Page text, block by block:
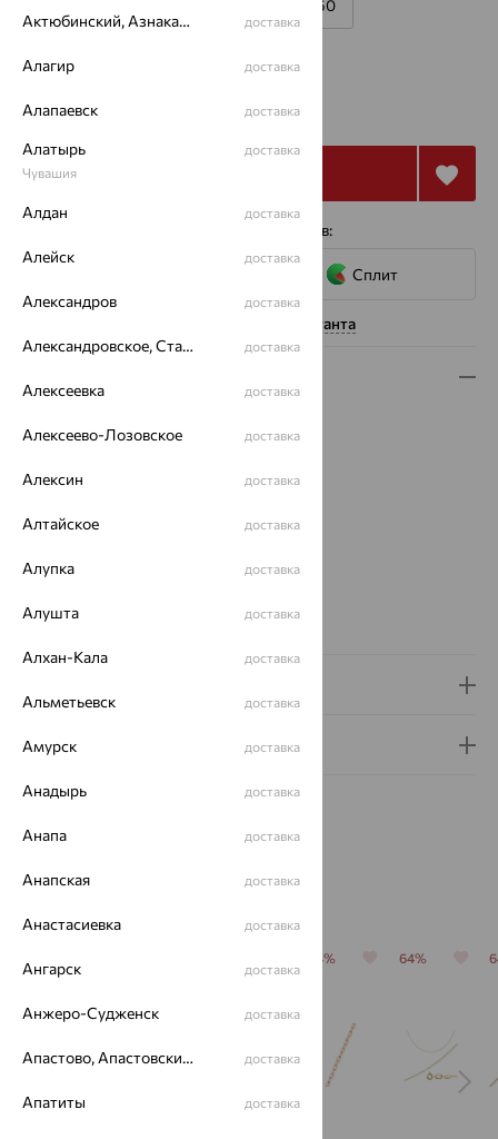
60
от 24 962 69 340₽
с помощью сервисов:
Сплит
Нужна помощь консультанта
Вес:2.04 — 3.07
Плетение:
Цвет металла:
Страна происхождения:
РОССИЯ
Вес металла:
Гарантия и возврат
Похожие изделия
64% 64%
Актюбинский, Азнакаевский район доставка
Алагир доставка
Алапаевск доставка
Алатырь
Чувашия
доставка
Алдан доставка
Алейск доставка
Александров доставка
Александровское, Ставропольский край доставка
Алексеевка доставка
Алексеево-Лозовское доставка
Алексин доставка
Алтайское доставка
Алупка доставка
Алушта доставка
Алхан-Кала доставка
Альметьевск доставка
Амурск доставка
Анадырь доставка
Анапа доставка
Анапская доставка
Анастасиевка доставка
Ангарск доставка
Анжеро-Судженск доставка
Апастово, Апастовский район доставка
Апатиты доставка